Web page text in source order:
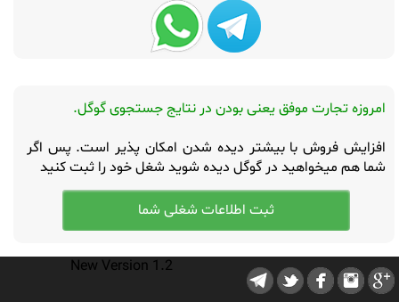
امروزه تجارت موفق یعنی بودن در نتایج جستجوی گوگل.
افزایش فروش با بیشتر دیده شدن امکان پذیر است. پس اگر
شما هم میخواهید در گوگل دیده شوید شغل خود را ثبت کنید
New Version 1.2